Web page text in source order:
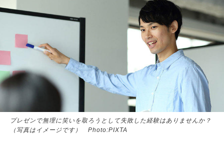
プレゼンで無理に笑いを取ろうとして失敗した経験はありませんか？
（写真はイメージです） Photo:PIXTA